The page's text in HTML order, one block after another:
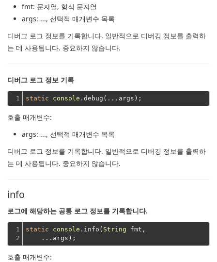
fmt: 문자열, 형식 문자열
args: ..., 선택적 매개변수 목록
디버그 로그 정보를 기록합니다. 일반적으로 디버깅 정보를 출력하
는 데 사용됩니다. 중요하지 않습니다.
디버그 로그 정보 기록
1 static console
호출 매개변수:
args: ..., 선택적 매개변수 목록
디버그 로그 정보를 기록합니다. 일반적으로 디버깅 정보를 출력하
는 데 사용됩니다. 중요하지 않습니다.
info
로그에 해당하는 공통 로그 정보를 기록합니다.
1
2
static console .info( String fmt,
    ...args);
호출 매개변수: